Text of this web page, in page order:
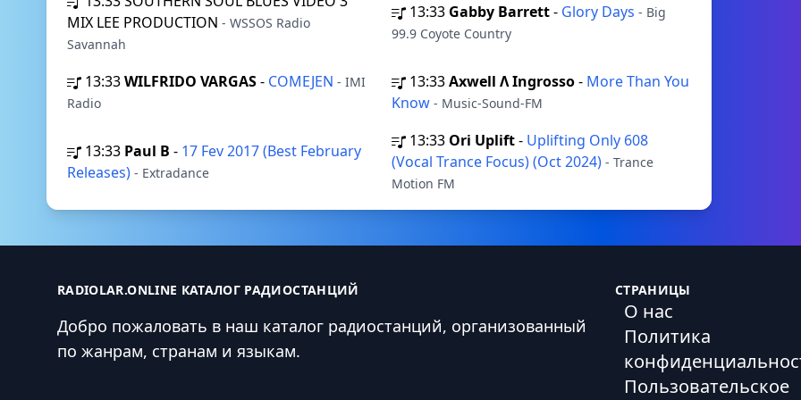
MIX LEE PRODUCTION - WSSOS Radio
Savannah
13:33 Gabby Barrett- Glory Days - Big
99.9 Coyote Country
13:33WILFRIDO VARGAS- COMEJEN - IMI
Radio
13:33Axwell Λ Ingrosso- More Than You
Know - Music-Sound-FM
13:33 Paul B - 17 Fev 2017 (Best February
Releases) - Extradance
13:33 Ori Uplift- Uplifting Only 608
(Vocal Trance Focus) (Oct 2024) - Trance
Motion FM
RADIOLAR.ONLINE КАТАЛОГ РАДИОСТАНЦИЙ
Добро пожаловать в наш каталог радиостанций, организованный
по жанрам, странам и языкам.
СТРАНИЦЫ
О нас
Политика
Пользовательское